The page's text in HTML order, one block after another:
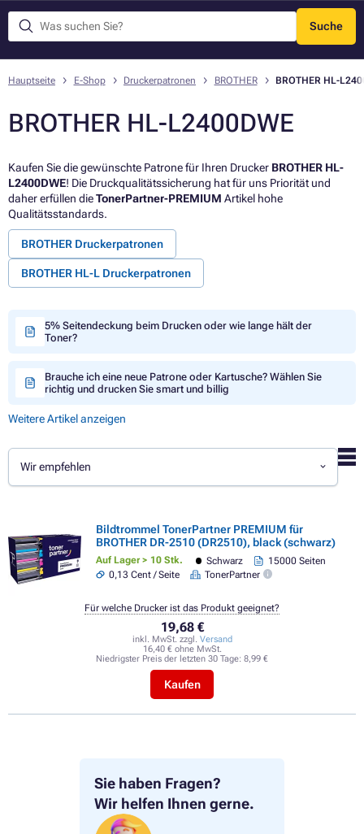
Suche
Menü
Sie haben Fragen?
Wir helfen Ihnen gerne.
Hauptseite E-Shop Druckerpatronen BROTHER BROTHER HL-
BROTHER HL-L2400DWE
Kaufen Sie die gewünschte Patrone für Ihren Drucker BROTHER HL-
L2400DWE! Die Druckqualitätssicherung hat für uns Priorität und
daher erfüllen dieTonerPartner-PREMIUM Artikel hohe
Qualitätsstandards.
BROTHER Druckerpatronen
BROTHER HL-L Druckerpatronen
5% Seitendeckung beim Drucken oder wie lange hält der
Toner?
Brauche ich eine neue Patrone oder Kartusche? Wählen Sie
richtig und drucken Sie smart und billig
Weitere Artikel anzeigen
Wir empfehlen
Bildtrommel TonerPartner PREMIUM für
BROTHER DR-2510 (DR2510), black (schwarz)
Auf Lager > 10 Stk. Schwarz
15000 Seiten
0,13 Cent / Seite
TonerPartner
19,68 €
inkl. MwSt. zzgl. Versand
16,40 € ohne MwSt.
Niedrigster Preis der letzten 30 Tage: 8,99 €
Kaufen
Für welche Drucker ist das Produkt geeignet?